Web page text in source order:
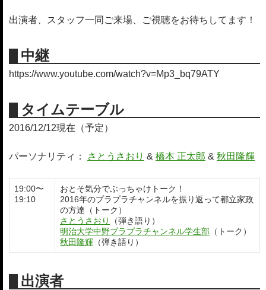
出演者、スタッフ一同ご来場、ご視聴をお待ちしてます！
中継
https://www.youtube.com/watch?v=Mp3_bq79ATY
タイムテーブル
2016/12/12現在（予定）
パーソナリティ： さとうさおり & 橋本 正太郎 & 秋田隆輝
19:00〜
19:10
おとそ気分でぶっちゃけトーク！
2016年のプラプラチャンネルを振り返って都立家政
の方達（トーク）
さとうさおり
（弾き語り）
明治大学中野プラプラチャンネル学生部 （トーク）
秋田隆輝 （弾き語り）
出演者